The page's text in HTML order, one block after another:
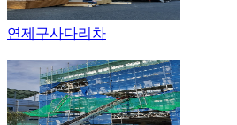
연제구사다리차